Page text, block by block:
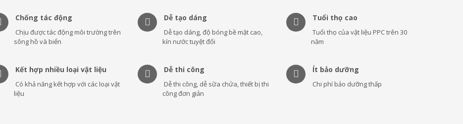
Chống tác động
Chịu được tác động môi trường trên
sông hồ và biển
Kết hợp nhiều loại vật liệu
Có khả năng kết hợp với các loại vật
liệu
Dễ tạo dáng
Dễ tạo dáng, độ bóng bề mặt cao,
kín nước tuyệt đối
Dễ thi công
Dễ thi công, dễ sữa chửa, thiết bị thi
công đơn giản
Tuổi thọ cao
Tuổi thọ của vật liệu PPC trên 30
năm
Ít bảo dưỡng
Chi phí bảo dưỡng thấp